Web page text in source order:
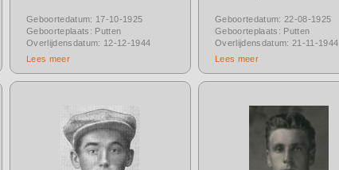
Geboortedatum: 17-10-1925
Geboorteplaats: Putten
Overlijdensdatum: 12-12-1944
Lees meer
Geboortedatum: 22-08-1925
Geboorteplaats: Putten
Overlijdensdatum: 21-11-1944
Lees meer